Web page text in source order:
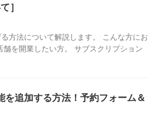
］
方法について解説します。 こんな方にお
を開業したい方。 サブスクリプション
追加する方法！予約フォーム＆